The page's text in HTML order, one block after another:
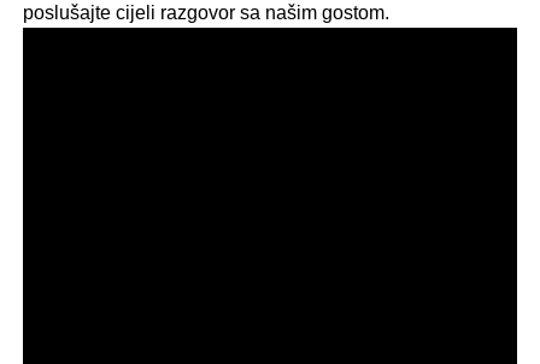
poslušajte cijeli razgovor sa našim gostom.